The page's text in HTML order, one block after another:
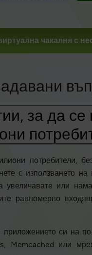
чакалня с
за да
потребители,
с използването
или
равномерно
си на
Memcached или